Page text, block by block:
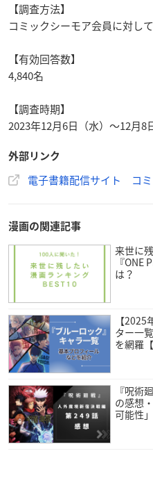
【調査方法】
コミックシーモア会員に対し
【有効回答数】
4,840名
【調査時期】
2023年12月6日（水）～12月8
外部リンク
電子書籍配信サイト コ
漫画の関連記事
来世に
『ONE
は？
【
ター一
を網羅
『呪術
の感想
可能性」